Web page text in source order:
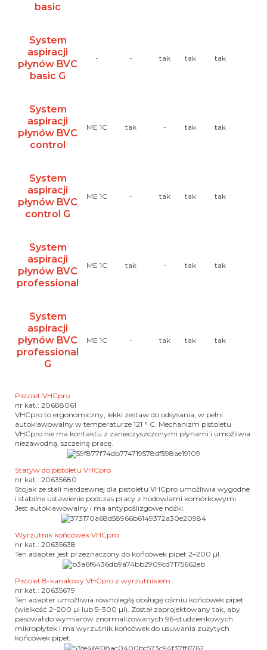
basic
System
aspiracji
płynów BVC
basic G
- - tak tak tak
System
aspiracji
płynów BVC
control
ME 1C tak - tak tak
System
aspiracji
płynów BVC
control G
ME 1C - tak tak tak
System
aspiracji
płynów BVC
professional
ME 1C tak - tak tak
System
aspiracji
płynów BVC
professional
G
ME 1C - tak tak tak
Pistolet VHCpro
nr kat.: 20688061
VHCpro to ergonomiczny, lekki zestaw do odsysania, w pełni
autoklawowalny w temperaturze 121 ° C. Mechanizm pistoletu
VHCpro nie ma kontaktu z zanieczyszczonymi płynami i umożliwia
niezawodną, szczelną pracę.
Statyw do pistoletu VHCpro
nr kat.: 20635680
Stojak ze stali nierdzewnej dla pistoletu VHCpro umożliwia wygodne
i stabilne ustawienie podczas pracy z hodowlami komórkowymi.
Jest autoklawowalny i ma antypoślizgowe nóżki.
Wyrzutnik końcówek VHCpro
nr kat.: 20635638
Ten adapter jest przeznaczony do końcówek pipet 2–200 µl.
Pistolet 8-kanałowy VHCpro z wyrzutnikiem
nr kat.: 20635679
Ten adapter umożliwia równoległą obsługę ośmiu końcówek pipet
(wielkość 2–200 µl lub 5–300 µl). Został zaprojektowany tak, aby
pasował do wymiarów znormalizowanych 96-studzienkowych
mikropłytek i ma wyrzutnik końcówek do usuwania zużytych
końcówek pipet.